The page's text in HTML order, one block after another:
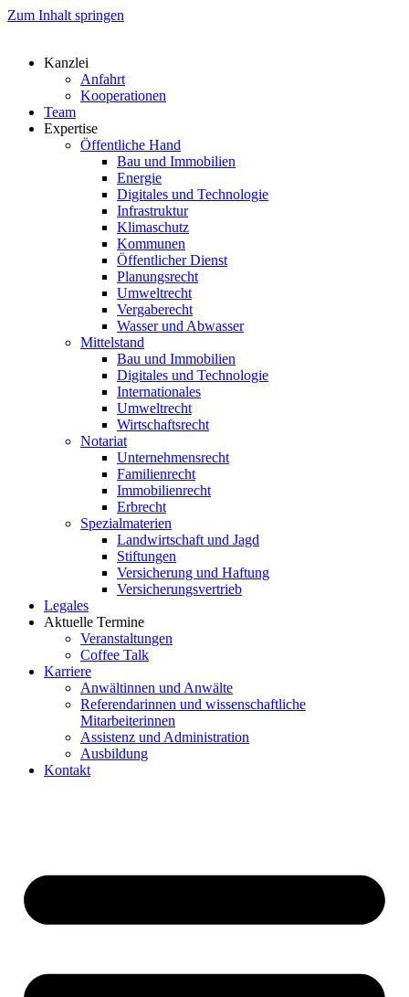
Zum Inhalt springen
Kanzlei
Anfahrt
Kooperationen
Team
Expertise
Öffentliche Hand
Bau und Immobilien
Energie
Digitales und Technologie
Infrastruktur
Klimaschutz
Kommunen
Öffentlicher Dienst
Planungsrecht
Umweltrecht
Vergaberecht
Wasser und Abwasser
Mittelstand
Bau und Immobilien
Digitales und Technologie
Internationales
Umweltrecht
Wirtschaftsrecht
Notariat
Unternehmensrecht
Familienrecht
Immobilienrecht
Erbrecht
Spezialmaterien
Landwirtschaft und Jagd
Stiftungen
Versicherung und Haftung
Versicherungsvertrieb
Legales
Aktuelle Termine
Veranstaltungen
Coffee Talk
Karriere
Anwältinnen und Anwälte
Referendarinnen und wissenschaftliche
Mitarbeiterinnen
Assistenz und Administration
Ausbildung
Kontakt